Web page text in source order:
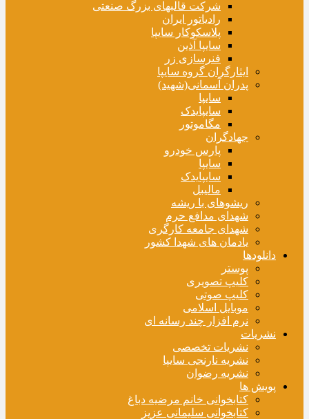
شرکت قالبهای بزرگ صنعتی
رادیاتور ایران
پلاسکوکار سایپا
سایپا آذین
فنرسازی زر
ایثارگران گروه سایپا
پدران آسمانی(شهید)
سایپا
سایپایدک
مگاموتور
جهادگران
پارس خودرو
سایپا
سایپایدک
مالیبل
ریشوهای با ریشه
شهدای مدافع حرم
شهدای جامعه کارگری
یادمان های شهدا کشور
دانلودها
پوستر
کلیپ تصویری
کلیپ صوتی
موبایل اسلامی
نرم افزار چند رسانه ای
نشریات
نشریات تخصصی
نشریه نارنجی سایپا
نشریه رضوان
پویش ها
کتابخوانی خانم مرضیه دباغ
کتابخوانی سلیمانی عزیز